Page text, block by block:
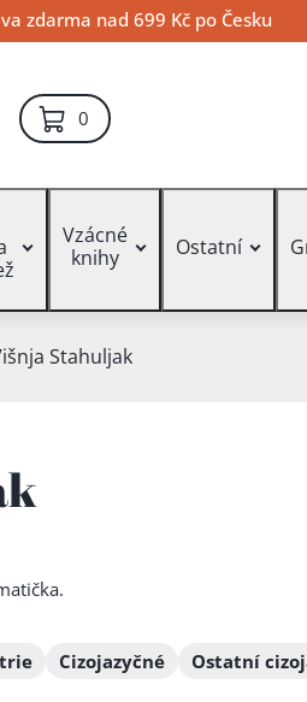
zdarma nad 699 Kč po Česku
0položek – košík
Vzácné
knihy
Ostatní
Stahuljak
Cizojazyčné Ostatní